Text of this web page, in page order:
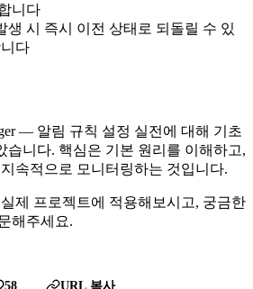
니다
생 시 즉시 이전 상태로 되돌릴 수 있
다
— 알림 규칙 설정 실전에 대해 기초
습니다. 핵심은 기본 원리를 이해하고,
속적으로 모니터링하는 것입니다.
제 프로젝트에 적용해보시고, 궁금한
해주세요.
58 URL 복사